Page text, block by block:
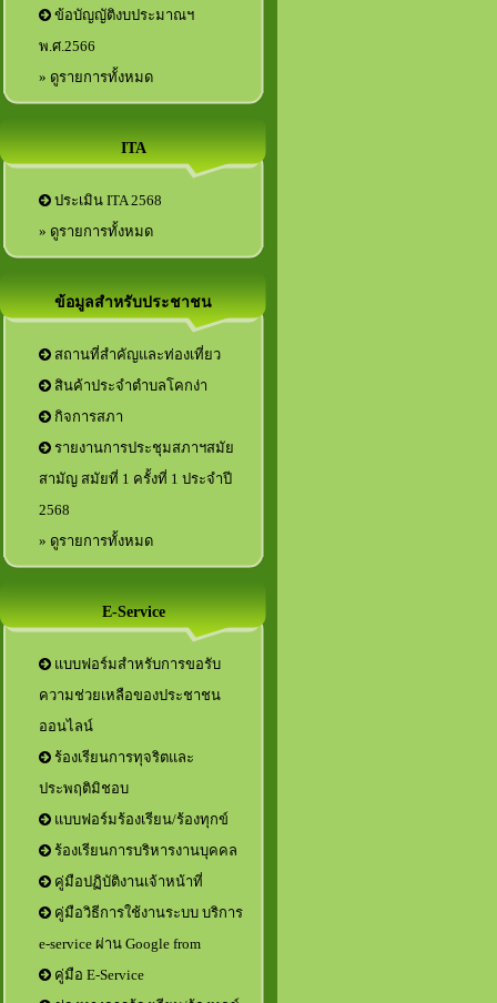
ข้อบัญญัติงบประมาณฯ
พ.ศ.2566
» ดูรายการทั้งหมด
ITA
ประเมิน ITA 2568
» ดูรายการทั้งหมด
ข้อมูลสำหรับประชาชน
สถานที่สำคัญและท่องเที่ยว
สินค้าประจำตำบลโคกง่า
กิจการสภา
รายงานการประชุมสภาฯสมัย
สามัญ สมัยที่ 1 ครั้งที่ 1 ประจำปี
2568
» ดูรายการทั้งหมด
E-Service
แบบฟอร์มสำหรับการขอรับ
ความช่วยเหลือของประชาชน
ออนไลน์
ร้องเรียนการทุจริตและ
ประพฤติมิชอบ
แบบฟอร์มร้องเรียน/ร้องทุกข์
ร้องเรียนการบริหารงานบุคคล
คู่มือปฏิบัติงานเจ้าหน้าที่
คู่มือวิธีการใช้งานระบบ บริการ
e-service ผ่าน Google from
คู่มือ E-Service